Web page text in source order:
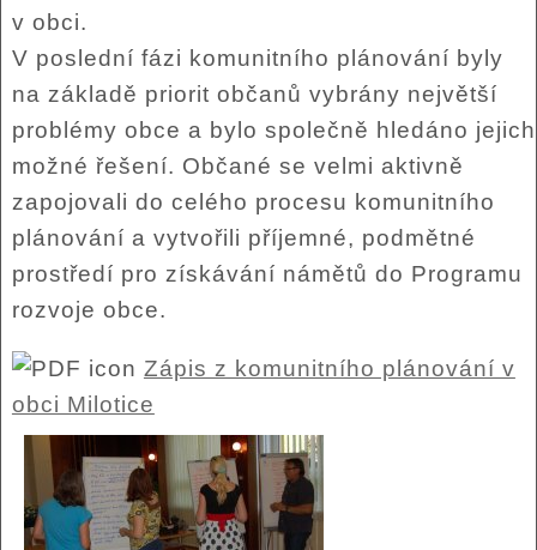
v obci.
V poslední fázi komunitního plánování byly
na základě priorit občanů vybrány největší
problémy obce a bylo společně hledáno jejich
možné řešení. Občané se velmi aktivně
zapojovali do celého procesu komunitního
plánování a vytvořili příjemné, podmětné
prostředí pro získávání námětů do Programu
rozvoje obce.
Zápis z komunitního plánování v
obci Milotice